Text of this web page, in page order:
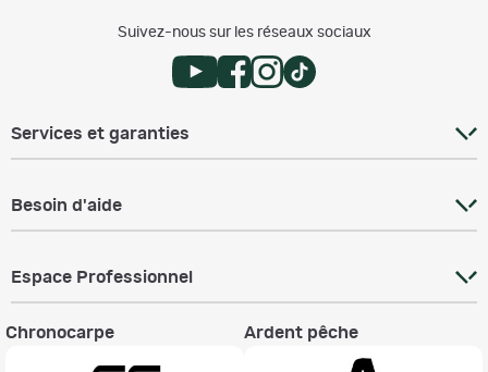
Suivez-nous sur les réseaux sociaux
Services et garanties
Besoin d'aide
Espace Professionnel
Chronocarpe Ardent pêche